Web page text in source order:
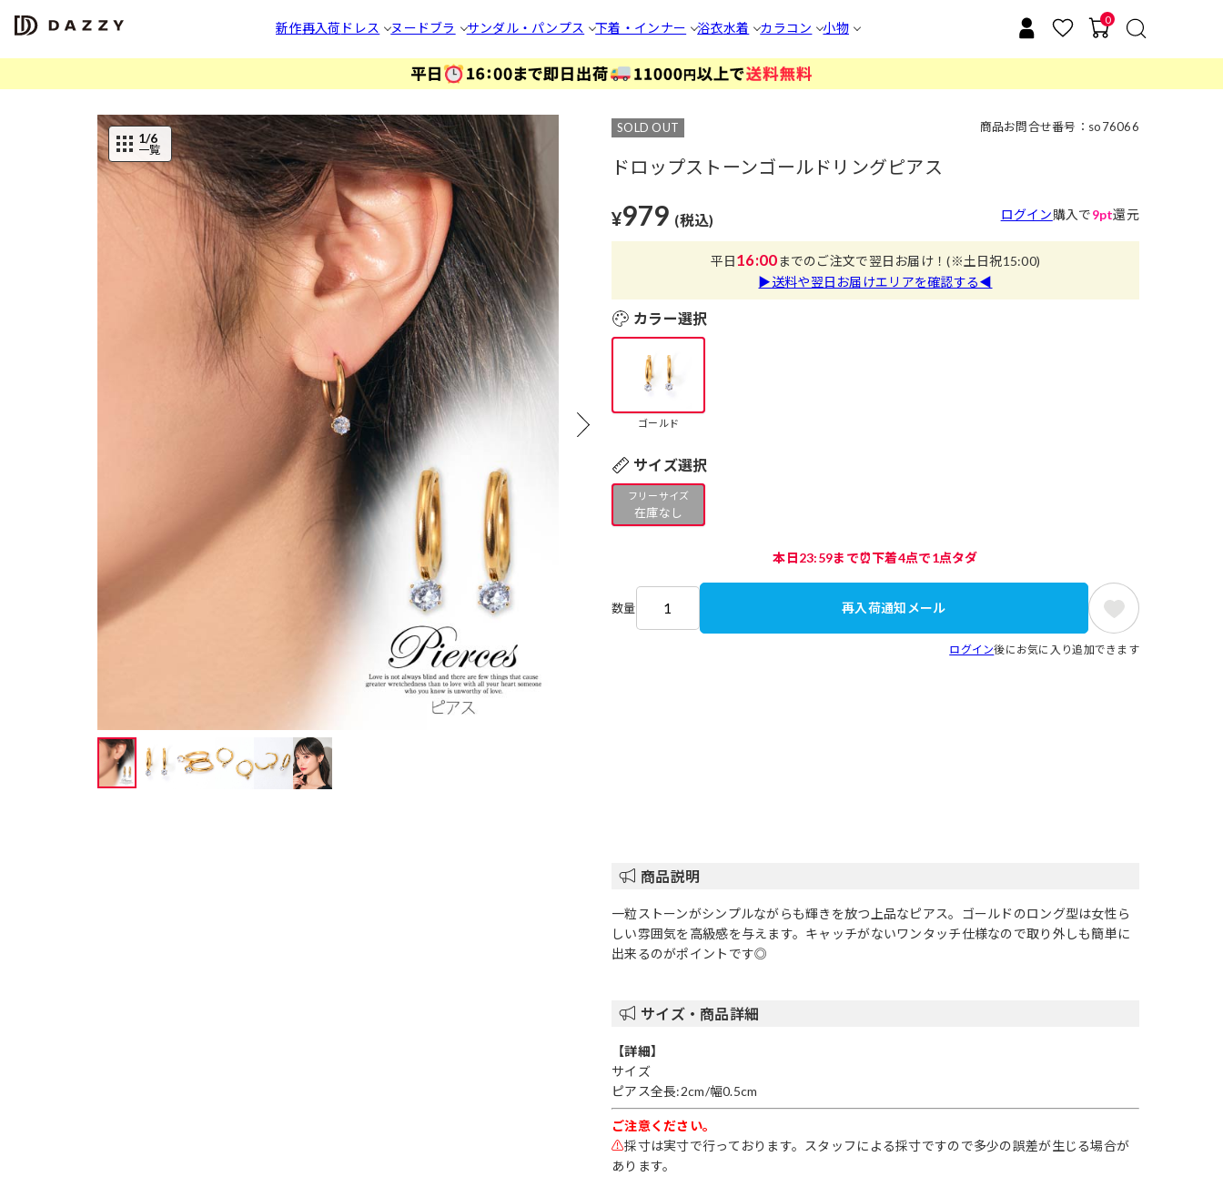
新作再入荷 ドレス ヌードブラ サンダル・パンプス 下着・インナー 浴衣水着 カラコン 小物
0
1/6
一覧
SOLD OUT 商品お問合せ番号：so76066
ドロップストーンゴールドリングピアス
¥979 (税込) ログイン購入で9pt還元
平日16:00までのご注文で翌日お届け！(※土日祝15:00)
▶送料や翌日お届けエリアを確認する◀
カラー選択
ゴールド
サイズ選択
フリーサイズ
在庫なし
本日23:59まで⏰下着4点で1点タダ
数量 再入荷通知メール
ログイン後にお気に入り追加できます
商品説明
一粒ストーンがシンプルながらも輝きを放つ上品なピアス。ゴールドのロング型は女性ら
しい雰囲気を高級感を与えます。キャッチがないワンタッチ仕様なので取り外しも簡単に
出来るのがポイントです◎
サイズ・商品詳細
【詳細】
サイズ
ピアス全長:2cm/幅0.5cm
ご注意ください。
⚠採寸は実寸で行っております。スタッフによる採寸ですので多少の誤差が生じる場合が
あります。